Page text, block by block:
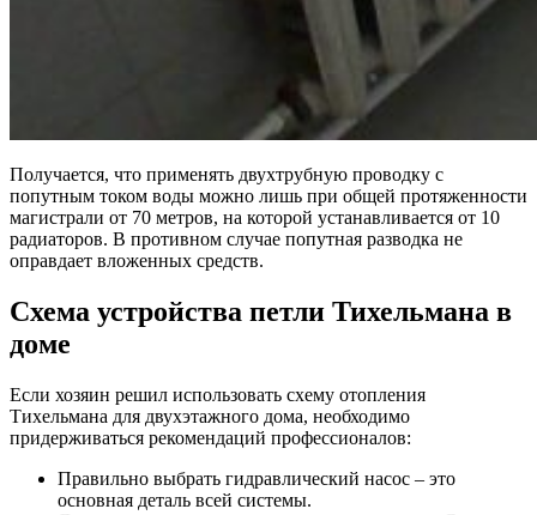
Получается, что применять двухтрубную проводку с
попутным током воды можно лишь при общей протяженности
магистрали от 70 метров, на которой устанавливается от 10
радиаторов. В противном случае попутная разводка не
оправдает вложенных средств.
Схема устройства петли Тихельмана в
доме
Если хозяин решил использовать схему отопления
Тихельмана для двухэтажного дома, необходимо
придерживаться рекомендаций профессионалов:
Правильно выбрать гидравлический насос – это
основная деталь всей системы.